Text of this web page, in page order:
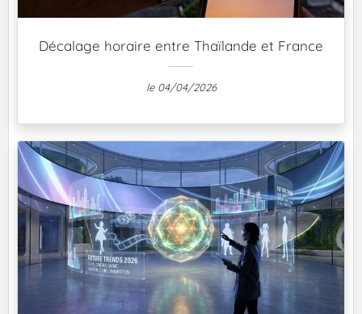
Décalage horaire entre Thaïlande et France
le 04/04/2026